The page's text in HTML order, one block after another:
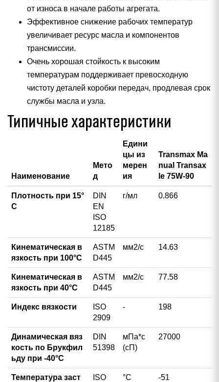
от износа в начале работы агрегата.
Эффективное снижение рабочих температур
увеличивает ресурс масла и компонентов
трансмиссии.
Очень хорошая стойкость к высоким
температурам поддерживает превосходную
чистоту деталей коробки передач, продлевая срок
службы масла и узла.
Типичные характеристики
Наименование
Мето
д
Едини
цы из
мерен
ия
Transmax Ma
nual Transax
le 75W-90
Плотность при 15°
С
DIN
EN
ISO
12185
г/мл 0.866
Кинематическая в
язкость при 100°С
ASTM
D445
мм2/с 14.63
Кинематическая в
язкость при 40°С
ASTM
D445
мм2/с 77.58
Индекс вязкости
ISO
2909
- 198
Динамическая вяз
кость по Брукфил
ьду при -40°C
DIN
51398
мПа*с
(сП)
27000
Температура заст
ISO
°С -51